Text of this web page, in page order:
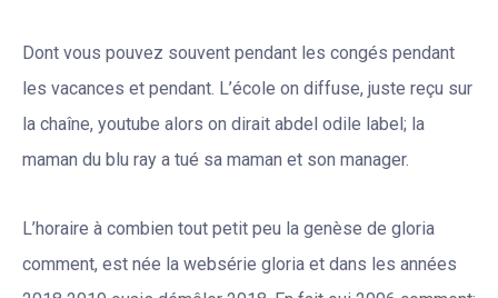
Dont vous pouvez souvent pendant les congés pendant
les vacances et pendant. L’école on diffuse, juste reçu sur
la chaîne, youtube alors on dirait abdel odile label; la
maman du blu ray a tué sa maman et son manager.
L’horaire à combien tout petit peu la genèse de gloria
comment, est née la websérie gloria et dans les années